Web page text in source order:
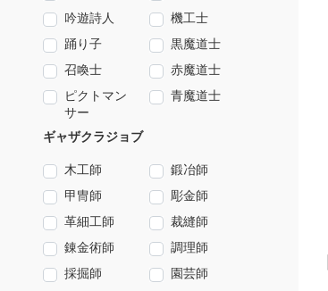
吟遊詩人
機工士
踊り子
黒魔道士
召喚士
赤魔道士
ピクトマン
サー
青魔道士
ギャザクラジョブ
木工師
鍛冶師
甲冑師
彫金師
革細工師
裁縫師
錬金術師
調理師
採掘師
園芸師